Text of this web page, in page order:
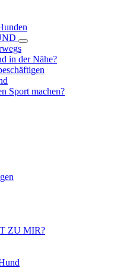
in der Nähe?
Sport machen?
ZU MIR?